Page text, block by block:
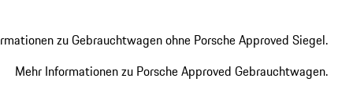
zu Gebrauchtwagen ohne Porsche Approved Siegel.
Mehr Informationen zu Porsche Approved Gebrauchtwagen.